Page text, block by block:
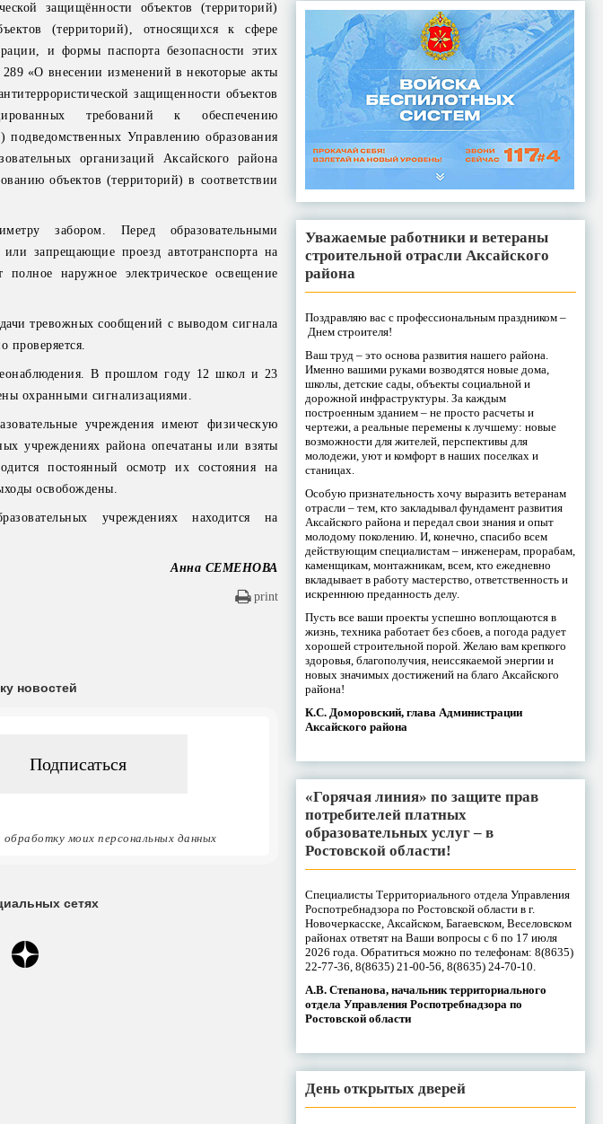
защищённости объектов (территорий)
(территорий), относящихся к сфере
и формы паспорта безопасности этих
«О внесении изменений в некоторые акты
защищенности объектов
требований к обеспечению
подведомственных Управлению образования
организаций Аксайского района
объектов (территорий) в соответствии
забором. Перед образовательными
запрещающие проезд автотранспорта на
наружное электрическое освещение
тревожных сообщений с выводом сигнала
проверяется.
В прошлом году 12 школ и 23
охранными сигнализациями.
учреждения имеют физическую
учреждениях района опечатаны или взяты
постоянный осмотр их состояния на
освобождены.
учреждениях находится на
Анна СЕМЕНОВА
print
новостей
моих персональных данных
сетях
Уважаемые работники и ветераны
строительной отрасли Аксайского
района
Поздравляю вас с профессиональным праздником –
Днем строителя!
Ваш труд – это основа развития нашего района.
Именно вашими руками возводятся новые дома,
школы, детские сады, объекты социальной и
дорожной инфраструктуры. За каждым
построенным зданием – не просто расчеты и
чертежи, а реальные перемены к лучшему: новые
возможности для жителей, перспективы для
молодежи, уют и комфорт в наших поселках и
станицах.
Особую признательность хочу выразить ветеранам
отрасли – тем, кто закладывал фундамент развития
Аксайского района и передал свои знания и опыт
молодому поколению. И, конечно, спасибо всем
действующим специалистам – инженерам, прорабам,
каменщикам, монтажникам, всем, кто ежедневно
вкладывает в работу мастерство, ответственность и
искреннюю преданность делу.
Пусть все ваши проекты успешно воплощаются в
жизнь, техника работает без сбоев, а погода радует
хорошей строительной порой. Желаю вам крепкого
здоровья, благополучия, неиссякаемой энергии и
новых значимых достижений на благо Аксайского
района!
К.С. Доморовский, глава Администрации
Аксайского района
«Горячая линия» по защите прав
потребителей платных
образовательных услуг – в
Ростовской области!
Специалисты Территориального отдела Управления
Роспотребнадзора по Ростовской области в г.
Новочеркасске, Аксайском, Багаевском, Веселовском
районах ответят на Ваши вопросы с 6 по 17 июля
2026 года. Обратиться можно по телефонам: 8(8635)
22-77-36, 8(8635) 21-00-56, 8(8635) 24-70-10.
А.В. Степанова, начальник территориального
отдела Управления Роспотребнадзора по
Ростовской области
День открытых дверей